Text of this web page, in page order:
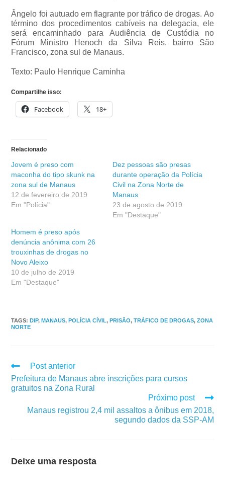
Ângelo foi autuado em flagrante por tráfico de drogas. Ao
término dos procedimentos cabíveis na delegacia, ele
será encaminhado para Audiência de Custódia no
Fórum Ministro Henoch da Silva Reis, bairro São
Francisco, zona sul de Manaus.
Texto: Paulo Henrique Caminha
Compartilhe isso:
Facebook 18+
Relacionado
Jovem é preso com
maconha do tipo skunk na
zona sul de Manaus
12 de fevereiro de 2019
Em "Polícia"
Dez pessoas são presas
durante operação da Polícia
Civil na Zona Norte de
Manaus
23 de agosto de 2019
Em "Destaque"
Homem é preso após
denúncia anônima com 26
trouxinhas de drogas no
Novo Aleixo
10 de julho de 2019
Em "Destaque"
TAGS:DIP, MANAUS, POLÍCIA CÍVIL, PRISÃO, TRÁFICO DE DROGAS, ZONA
NORTE
Post anterior
Prefeitura de Manaus abre inscrições para cursos
gratuitos na Zona Rural
Próximo post
Manaus registrou 2,4 mil assaltos a ônibus em 2018,
segundo dados da SSP-AM
Deixe uma resposta